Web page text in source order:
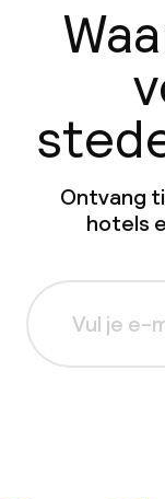
Ontvang
hotels